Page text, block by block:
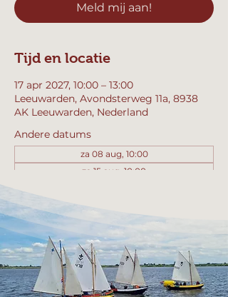
Meld mij aan!
Tijd en locatie
17 apr 2027, 10:00 – 13:00
Leeuwarden, Avondsterweg 11a, 8938
AK Leeuwarden, Nederland
Andere datums
za 08 aug, 10:00
za 15 aug, 10:00
Bekijk alle 358 datums
Meld mij aan!